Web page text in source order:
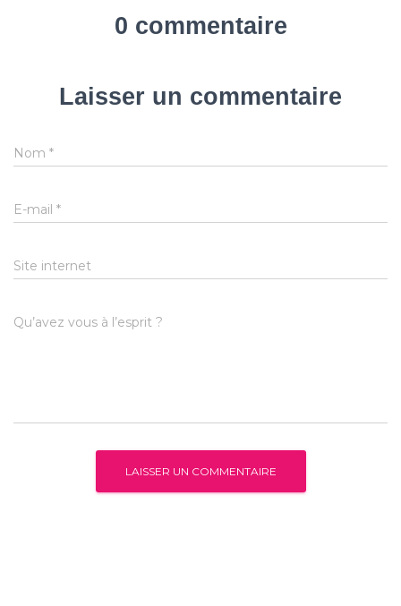
0 commentaire
Laisser un commentaire
Nom *
E-mail *
Site internet
Qu’avez vous à l’esprit ?